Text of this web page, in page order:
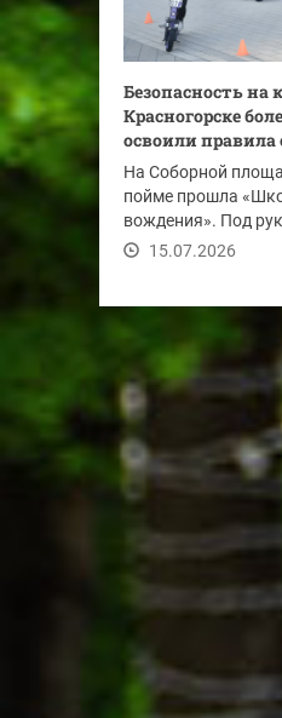
Безопасность на
Красногорске
освоили правила
На Соборной
пойме прошла
вождения». Под
опытных
15.07.2026